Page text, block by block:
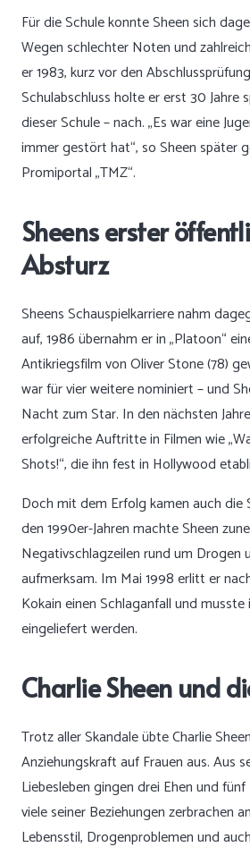
Für die Schule konnte Sheen sich
Wegen schlechter Noten und
er 1983, kurz vor den
Schulabschluss holte er erst 30 Jahre
dieser Schule – nach. „Es war eine
immer gestört hat“, so Sheen später
Promiportal „TMZ“.
Sheens erster
Absturz
Sheens Schauspielkarriere nahm
auf, 1986 übernahm er in „Platoon“
Antikriegsfilm von Oliver Stone (78)
war für vier weitere nominiert – und
Nacht zum Star. In den nächsten
erfolgreiche Auftritte in Filmen wie
Shots!“, die ihn fest in Hollywood
Doch mit dem Erfolg kamen auch die
den 1990er-Jahren machte Sheen
Negativschlagzeilen rund um Drogen
aufmerksam. Im Mai 1998 erlitt er
Kokain einen Schlaganfall und musste
eingeliefert werden.
Charlie Sheen und
Trotz aller Skandale übte Charlie
Anziehungskraft auf Frauen aus. Aus
Liebesleben gingen drei Ehen und
viele seiner Beziehungen zerbrachen
Lebensstil, Drogenproblemen und